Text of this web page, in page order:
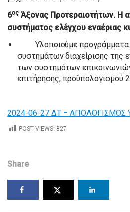
6ος Άξονας Προτεραιοτήτων. Η
συστήματος ελέγχου εναέριας
Υλοποιούμε προγράμματα
συστημάτων διαχείρισης της
των συστημάτων
επιτήρησης, προϋπολογισμού
2024-06-27 ΔΤ – ΑΠΟΛΟΓΙΣΜΟΣ
POST VIEWS: 827
Share